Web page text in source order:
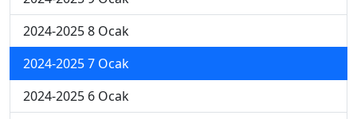
2024-2025 8 Ocak
2024-2025 7 Ocak
2024-2025 6 Ocak